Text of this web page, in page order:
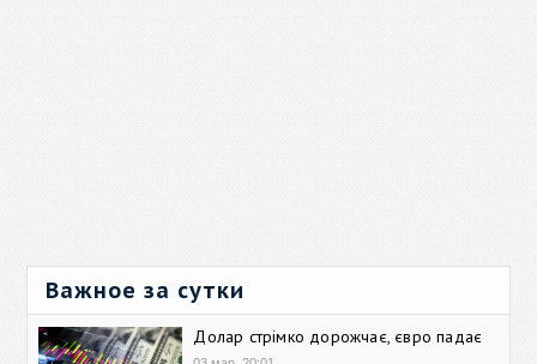
Важное за сутки
Долар стрімко дорожчає, євро падає